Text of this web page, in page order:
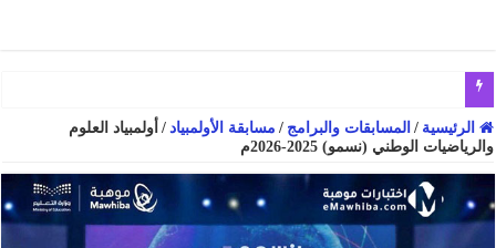
نماذج اختبارات مركزية في مادة الرياضيات ثالث ابتدائي الفصل الدراسي
الرئيسية / المسابقات والبرامج / مسابقة الأولمبياد / أولمبياد العلوم
والرياضيات الوطني (نسمو) 2025-2026م